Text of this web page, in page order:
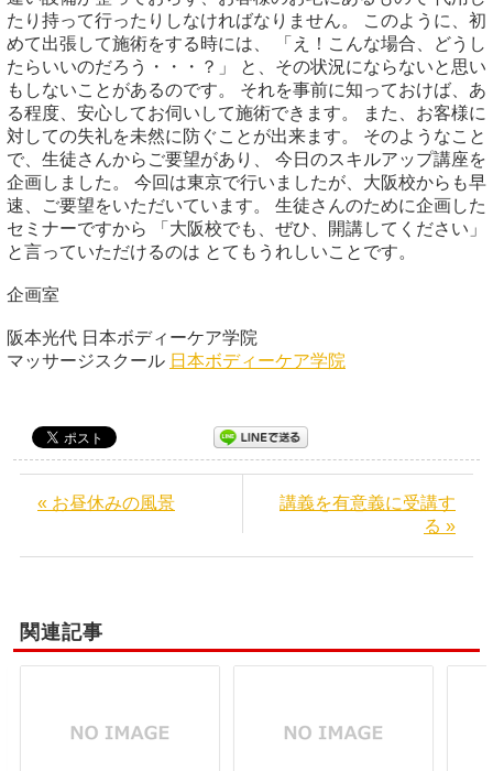
たり持って行ったりしなければなりません。 このように、初
めて出張して施術をする時には、 「え！こんな場合、どうし
たらいいのだろう・・・？」 と、その状況にならないと思い
もしないことがあるのです。 それを事前に知っておけば、あ
る程度、安心してお伺いして施術できます。 また、お客様に
対しての失礼を未然に防ぐことが出来ます。 そのようなこと
で、生徒さんからご要望があり、 今日のスキルアップ講座を
企画しました。 今回は東京で行いましたが、大阪校からも早
速、ご要望をいただいています。 生徒さんのために企画した
セミナーですから 「大阪校でも、ぜひ、開講してください」
と言っていただけるのは とてもうれしいことです。
企画室
阪本光代 日本ボディーケア学院
マッサージスクール 日本ボディーケア学院
« お昼休みの風景
講義を有意義に受講す
る »
関連記事